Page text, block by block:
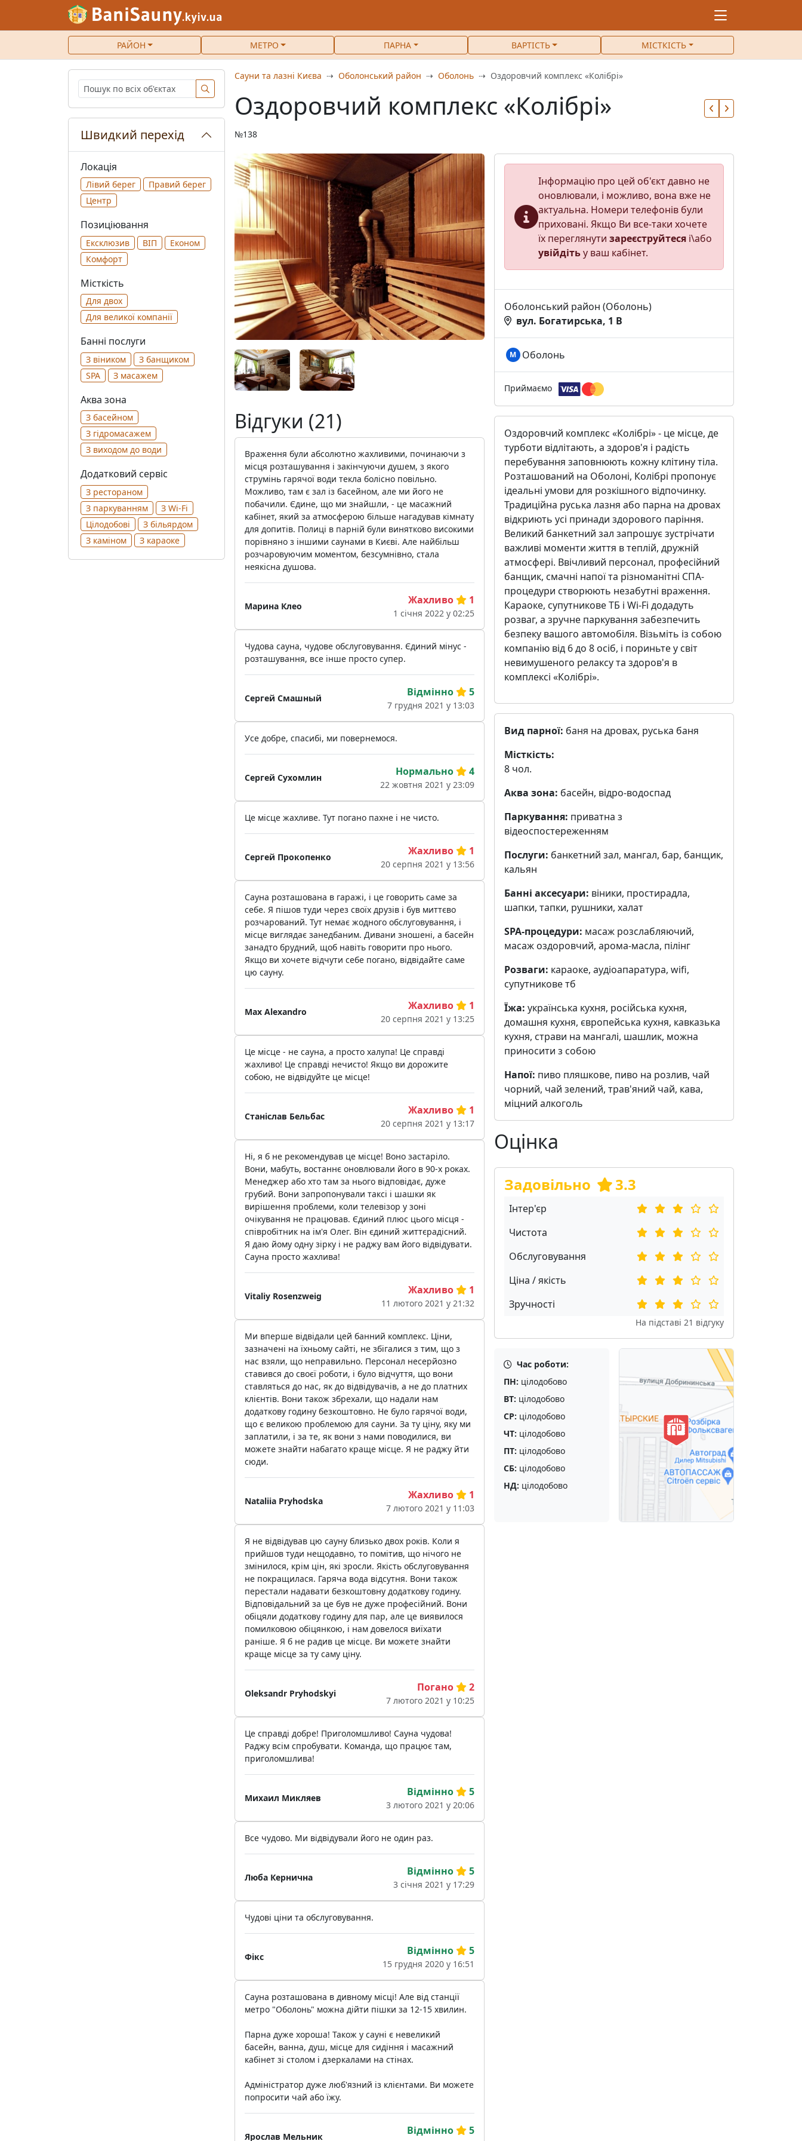
РАЙОН МЕТРО ПАРНА ВАРТІСТЬ МІСТКІСТЬ
Сауни та лазні Києва Оболонський район Оболонь Оздоровчий комплекс «Колібрі»
Оздоровчий комплекс «Колібрі»
№138
Інформацію про цей об'єкт давно не
оновлювали, і можливо, вона вже не
актуальна. Номери телефонів були
приховані. Якщо Ви все-таки хочете
їх переглянути зареєструйтесяі\або
увійдітьу ваш кабінет.
Оболонський район (Оболонь)
вул. Богатирська, 1 В
М Оболонь
Приймаємо
Оздоровчий комплекс «Колібрі» - це місце, де
турботи відлітають, а здоров'я і радість
перебування заповнюють кожну клітину тіла.
Розташований на Оболоні, Колібрі пропонує
ідеальні умови для розкішного відпочинку.
Традиційна руська лазня або парна на дровах
відкриють усі принади здорового паріння.
Великий банкетний зал запрошує зустрічати
важливі моменти життя в теплій, дружній
атмосфері. Ввічливий персонал, професійний
банщик, смачні напої та різноманітні СПА-
процедури створюють незабутні враження.
Караоке, супутникове ТБ і Wi-Fi додадуть
розваг, а зручне паркування забезпечить
безпеку вашого автомобіля. Візьміть із собою
компанію від 6 до 8 осіб, і пориньте у світ
невимушеного релаксу та здоров'я в
комплексі «Колібрі».
Вид парної: баня на дровах, руська баня
Місткість:
8 чол.
Аква зона: басейн, відро-водоспад
Паркування: приватна з
відеоспостереженням
Послуги: банкетний зал, мангал, бар, банщик,
кальян
Банні аксесуари: віники, простирадла,
шапки, тапки, рушники, халат
SPA-процедури: масаж розслабляючий,
масаж оздоровчий, арома-масла, пілінг
Розваги: караоке, аудіоапаратура, wifi,
cупутникове тб
Їжа: українська кухня, російська кухня,
домашня кухня, європейська кухня, кавказька
кухня, страви на мангалі, шашлик, можна
приносити з собою
Напої: пиво пляшкове, пиво на розлив, чай
чорний, чай зелений, трав'яний чай, кава,
міцний алкоголь
Оцінка
Задовільно 3.3
Інтер'єр
Чистота
Обслуговування
Ціна / якість
Зручності
На підставі 21 відгуку
Час роботи:
ПН: цілодобово
ВТ: цілодобово
СР: цілодобово
ЧТ: цілодобово
ПТ: цілодобово
СБ: цілодобово
НД: цілодобово
Відгуки (21)
Враження були абсолютно жахливими, починаючи з
місця розташування і закінчуючи душем, з якого
струмінь гарячої води текла болісно повільно.
Можливо, там є зал із басейном, але ми його не
побачили. Єдине, що ми знайшли, - це масажний
кабінет, який за атмосферою більше нагадував кімнату
для допитів. Полиці в парній були винятково високими
порівняно з іншими саунами в Києві. Але найбільш
розчаровуючим моментом, безсумнівно, стала
неякісна душова.
Марина Клео Жахливо 1
1 січня 2022 у 02:25
Чудова сауна, чудове обслуговування. Єдиний мінус -
розташування, все інше просто супер.
Сергей Смашный Відмінно 5
7 грудня 2021 у 13:03
Усе добре, спасибі, ми повернемося.
Сергей Сухомлин Нормально 4
22 жовтня 2021 у 23:09
Це місце жахливе. Тут погано пахне і не чисто.
Сергей Прокопенко Жахливо 1
20 серпня 2021 у 13:56
Сауна розташована в гаражі, і це говорить саме за
себе. Я пішов туди через своїх друзів і був миттєво
розчарований. Тут немає жодного обслуговування, і
місце виглядає занедбаним. Дивани зношені, а басейн
занадто брудний, щоб навіть говорити про нього.
Якщо ви хочете відчути себе погано, відвідайте саме
цю сауну.
Max Alexandro Жахливо 1
20 серпня 2021 у 13:25
Це місце - не сауна, а просто халупа! Це справді
жахливо! Це справді нечисто! Якщо ви дорожите
собою, не відвідуйте це місце!
Станіслав Бельбас Жахливо 1
20 серпня 2021 у 13:17
Ні, я б не рекомендував це місце! Воно застаріло.
Вони, мабуть, востаннє оновлювали його в 90-х роках.
Менеджер або хто там за нього відповідає, дуже
грубий. Вони запропонували таксі і шашки як
вирішення проблеми, коли телевізор у зоні
очікування не працював. Єдиний плюс цього місця -
співробітник на ім'я Олег. Він єдиний життєрадісний.
Я даю йому одну зірку і не раджу вам його відвідувати.
Сауна просто жахлива!
Vitaliy Rosenzweig Жахливо 1
11 лютого 2021 у 21:32
Ми вперше відвідали цей банний комплекс. Ціни,
зазначені на їхньому сайті, не збігалися з тим, що з
нас взяли, що неправильно. Персонал несерйозно
ставився до своєї роботи, і було відчуття, що вони
ставляться до нас, як до відвідувачів, а не до платних
клієнтів. Вони також збрехали, що надали нам
додаткову годину безкоштовно. Не було гарячої води,
що є великою проблемою для сауни. За ту ціну, яку ми
заплатили, і за те, як вони з нами поводилися, ви
можете знайти набагато краще місце. Я не раджу йти
сюди.
Nataliia Pryhodska Жахливо 1
7 лютого 2021 у 11:03
Я не відвідував цю сауну близько двох років. Коли я
прийшов туди нещодавно, то помітив, що нічого не
змінилося, крім цін, які зросли. Якість обслуговування
не покращилася. Гаряча вода відсутня. Вони також
перестали надавати безкоштовну додаткову годину.
Відповідальний за це був не дуже професійний. Вони
обіцяли додаткову годину для пар, але це виявилося
помилковою обіцянкою, і нам довелося виїхати
раніше. Я б не радив це місце. Ви можете знайти
краще місце за ту саму ціну.
Oleksandr Pryhodskyi Погано 2
7 лютого 2021 у 10:25
Це справді добре! Приголомшливо! Сауна чудова!
Раджу всім спробувати. Команда, що працює там,
приголомшлива!
Михаил Микляев Відмінно 5
3 лютого 2021 у 20:06
Все чудово. Ми відвідували його не один раз.
Люба Кернична Відмінно 5
3 січня 2021 у 17:29
Чудові ціни та обслуговування.
Фікс Відмінно 5
15 грудня 2020 у 16:51
Сауна розташована в дивному місці! Але від станції
метро "Оболонь" можна дійти пішки за 12-15 хвилин.
Парна дуже хороша! Також у сауні є невеликий
басейн, ванна, душ, місце для сидіння і масажний
кабінет зі столом і дзеркалами на стінах.
Адміністратор дуже люб'язний із клієнтами. Ви можете
попросити чай або їжу.
Ярослав Мельник Відмінно 5
Швидкий перехід
Локація
Лівий берег
Правий берег
Центр
Позиціювання
Ексклюзив ВІП
Економ
Комфорт
Місткість
Для двох
Для великої компанії
Банні послуги
З віником
З банщиком
SPA
З масажем
Аква зона
З басейном
З гідромасажем
З виходом до води
Додатковий сервіс
З рестораном
З паркуванням
З Wi-Fi
Цілодобові
З більярдом
З каміном
З караоке